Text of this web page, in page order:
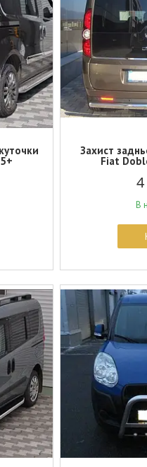
Захист
Fiat
В